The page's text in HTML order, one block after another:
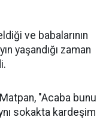
ve babalarının
yaşandığı zaman
"Acaba bunu
sokakta kardeşim